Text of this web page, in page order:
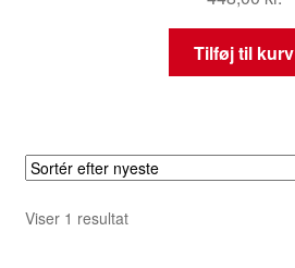
Tilføj til kurv
Viser 1 resultat